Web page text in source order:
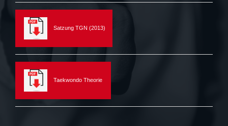
Satzung TGN (2013)
Taekwondo Theorie